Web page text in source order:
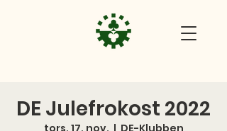
DE Julefrokost 2022
tors. 17. nov.
  |
DE-Klubben